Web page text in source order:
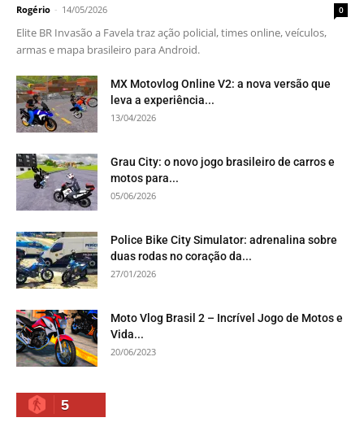
Rogério - 14/05/2026 0
Elite BR Invasão a Favela traz ação policial, times online, veículos,
armas e mapa brasileiro para Android.
MX Motovlog Online V2: a nova versão que
leva a experiência...
13/04/2026
Grau City: o novo jogo brasileiro de carros e
motos para...
05/06/2026
Police Bike City Simulator: adrenalina sobre
duas rodas no coração da...
27/01/2026
Moto Vlog Brasil 2 – Incrível Jogo de Motos e
Vida...
20/06/2023
5